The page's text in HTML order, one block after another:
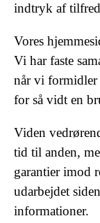
indtryk af
Vores
Vi har faste
når vi formidler
for så vidt en
Viden
tid til anden,
garantier imod
udarbejdet
informationer.